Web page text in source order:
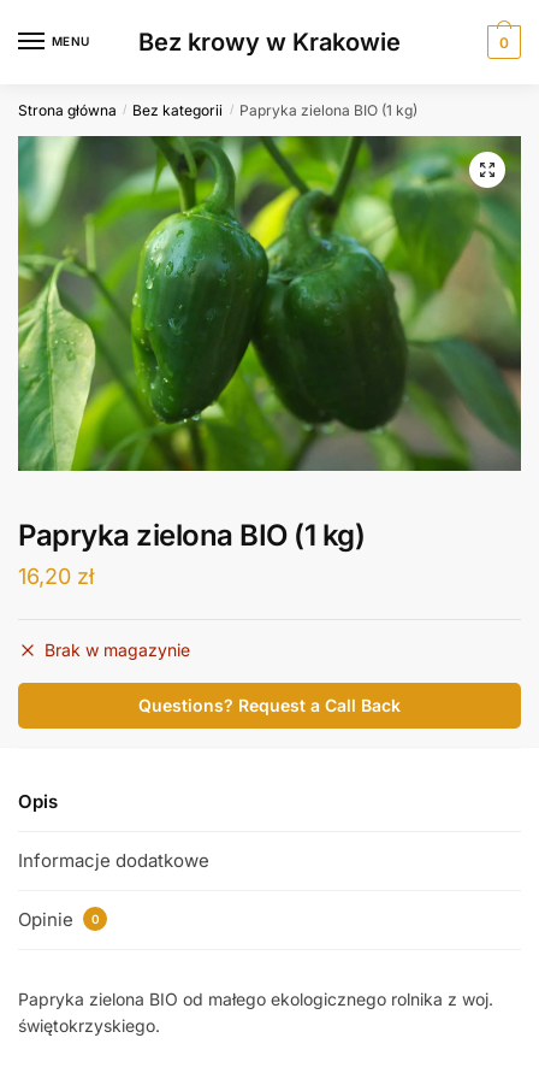
MENU Bez krowy w Krakowie 0
Strona główna / Bez kategorii / Papryka zielona BIO (1 kg)
Papryka zielona BIO (1 kg)
16,20 zł
Brak w magazynie
Questions? Request a Call Back
Opis
Informacje dodatkowe
Opinie 0
Papryka zielona BIO od małego ekologicznego rolnika z woj.
świętokrzyskiego.